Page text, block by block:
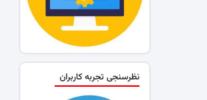
نظرسنجی تجربه کاربران